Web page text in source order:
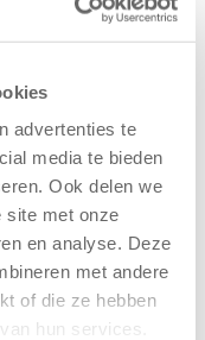
advertenties te
media te bieden
Ook delen we
site met onze
en analyse. Deze
met andere
of die ze hebben
hun services.
First
nieuw
in
Wiarda in